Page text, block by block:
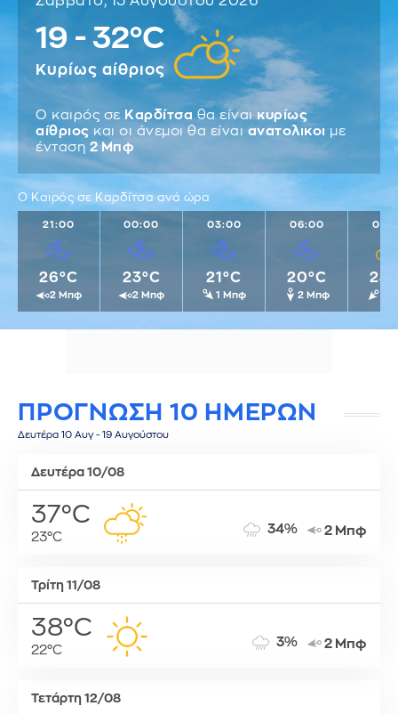
19 - 32°C
Κυρίως αίθριος
Ο καιρός σε Καρδίτσαθα είναι κυρίως
αίθριος και οι άνεμοι θα είναι ανατολικοι με
ένταση 2 Μπφ
Ο Καιρός σε Καρδίτσα ανά ώρα
21:00
26°C
2 Μπφ
00:00
23°C
2 Μπφ
03:00
21°C
1 Μπφ
06:00
20°C
2 Μπφ
ΠΡΟΓΝΩΣΗ 10 ΗΜΕΡΩΝ
Δευτέρα 10 Αυγ - 19 Αυγούστου
Δευτέρα 10/08
37°C
23°C
34% 2 Μπφ
Τρίτη 11/08
38°C
22°C
3% 2 Μπφ
Τετάρτη 12/08